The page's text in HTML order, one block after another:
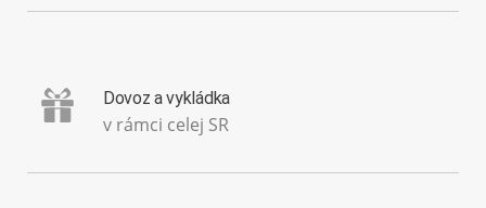
Dovoz a vykládka
v rámci celej SR